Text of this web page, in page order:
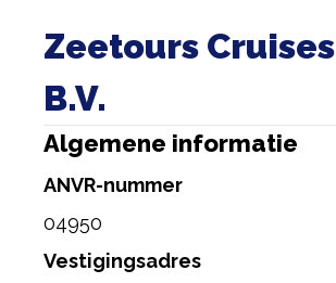
Zeetours Cruises
B.V.
Algemene informatie
ANVR-nummer
04950
Vestigingsadres